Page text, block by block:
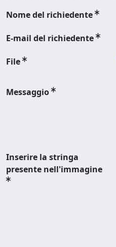
Nome del richiedente
E-mail del richiedente
File
Messaggio
Inserire la stringa
presente nell'immagine